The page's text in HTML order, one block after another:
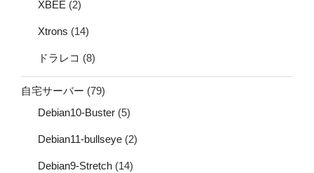
XBEE (2)
Xtrons (14)
ドラレコ (8)
自宅サーバー (79)
Debian10-Buster (5)
Debian11-bullseye (2)
Debian9-Stretch (14)